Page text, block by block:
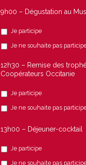
9h00 – Dégustation au
Je participe
Je ne souhaite pas
12h30 – Remise des
Coopérateurs Occitanie
Je participe
Je ne souhaite pas
13h00 – Déjeuner-cocktail
Je participe
Je ne souhaite pas